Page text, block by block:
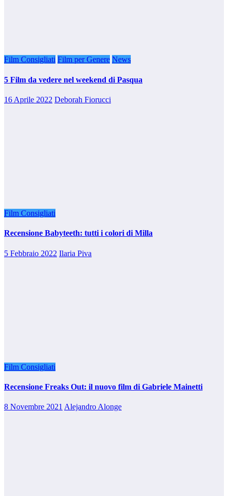
Film Consigliati Film per Genere News
5 Film da vedere nel weekend di Pasqua
16 Aprile 2022 Deborah Fiorucci
Film Consigliati
Recensione Babyteeth: tutti i colori di Milla
5 Febbraio 2022 Ilaria Piva
Film Consigliati
Recensione Freaks Out: il nuovo film di Gabriele Mainetti
8 Novembre 2021 Alejandro Alonge